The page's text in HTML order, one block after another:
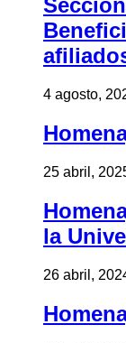
4 agosto,
25 abril,
la
26 abril,